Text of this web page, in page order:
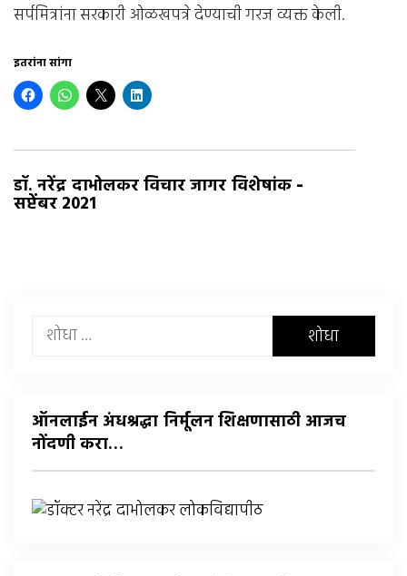
सर्पमित्रांना सरकारी ओळखपत्रे देण्याची गरज व्यक्त केली.
इतरांना सांगा
डॉ. नरेंद्र दाभोलकर विचार जागर विशेषांक -
सप्टेंबर 2021
यांचा
ऑनलाईन अंधश्रद्धा निर्मूलन शिक्षणासाठी आजच
नोंदणी करा…